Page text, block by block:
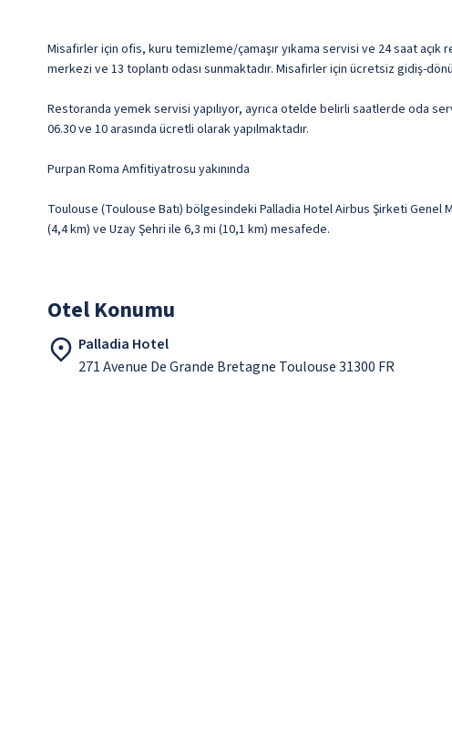
Misafirler için ofis, kuru temizleme/çamaşır yıkama servisi ve 24 saat
merkezi ve 13 toplantı odası sunmaktadır. Misafirler için ücretsiz gidiş-
Restoranda yemek servisi yapılıyor, ayrıca otelde belirli saatlerde oda
06.30 ve 10 arasında ücretli olarak yapılmaktadır.
Purpan Roma Amfitiyatrosu yakınında
Toulouse (Toulouse Batı) bölgesindeki Palladia Hotel Airbus Şirketi
(4,4 km) ve Uzay Şehri ile 6,3 mi (10,1 km) mesafede.
Otel Konumu
Palladia Hotel
271 Avenue De Grande Bretagne Toulouse 31300 FR